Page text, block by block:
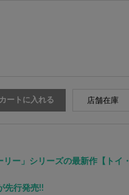
カートに入れる 店舗在庫
ー」シリーズの最新作【トイ・
先行発売!!